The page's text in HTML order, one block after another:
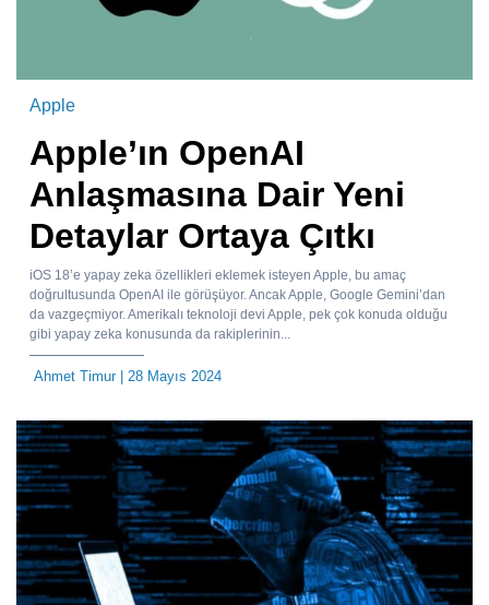
Apple
Apple’ın OpenAI
Anlaşmasına Dair Yeni
Detaylar Ortaya Çıtkı
iOS 18’e yapay zeka özellikleri eklemek isteyen Apple, bu amaç
doğrultusunda OpenAI ile görüşüyor. Ancak Apple, Google Gemini’dan
da vazgeçmiyor. Amerikalı teknoloji devi Apple, pek çok konuda olduğu
gibi yapay zeka konusunda da rakiplerinin...
Ahmet Timur| 28 Mayıs 2024